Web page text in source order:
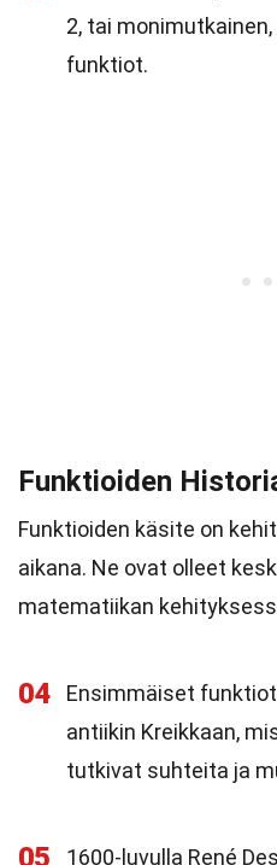
2, tai
funktiot.
Funktioiden
Funktioiden käsite on
aikana. Ne ovat olleet
matematiikan
04
Ensimmäiset
antiikin Kreikkaan,
tutkivat suhteita ja
05
1600-luvulla René